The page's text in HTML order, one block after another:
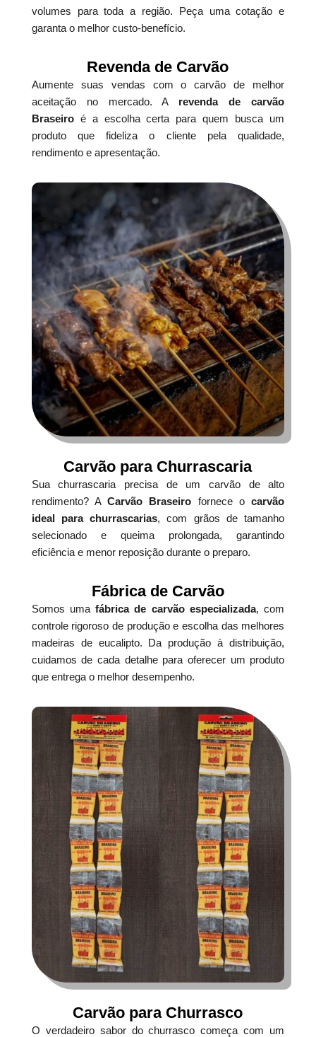
volumes para toda a região. Peça uma cotação e
garanta o melhor custo-benefício.
Revenda de Carvão
Aumente suas vendas com o carvão de melhor
aceitação no mercado. A revenda de carvão
Braseiroé a escolha certa para quem busca um
produto que fideliza o cliente pela qualidade,
rendimento e apresentação.
Carvão para Churrascaria
Sua churrascaria precisa de um carvão de alto
rendimento? ACarvão Braseiro fornece ocarvão
ideal para churrascarias, com grãos de tamanho
selecionado e queima prolongada, garantindo
eficiência e menor reposição durante o preparo.
Fábrica de Carvão
Somos umafábrica de carvão especializada, com
controle rigoroso de produção e escolha das melhores
madeiras de eucalipto. Da produção à distribuição,
cuidamos de cada detalhe para oferecer um produto
que entrega o melhor desempenho.
Carvão para Churrasco
O verdadeiro sabor do churrasco começa com um